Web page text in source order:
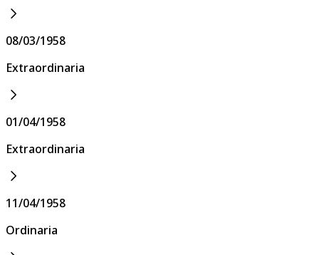
08/03/1958
Extraordinaria
01/04/1958
Extraordinaria
11/04/1958
Ordinaria